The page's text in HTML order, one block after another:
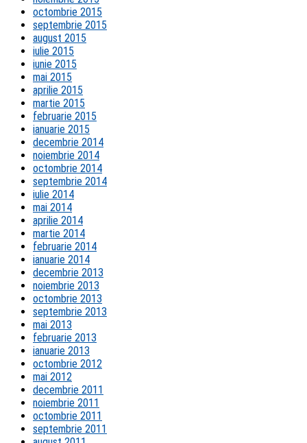
octombrie 2015
septembrie 2015
august 2015
iulie 2015
iunie 2015
mai 2015
aprilie 2015
martie 2015
februarie 2015
ianuarie 2015
decembrie 2014
noiembrie 2014
octombrie 2014
septembrie 2014
iulie 2014
mai 2014
aprilie 2014
martie 2014
februarie 2014
ianuarie 2014
decembrie 2013
noiembrie 2013
octombrie 2013
septembrie 2013
mai 2013
februarie 2013
ianuarie 2013
octombrie 2012
mai 2012
decembrie 2011
noiembrie 2011
octombrie 2011
septembrie 2011